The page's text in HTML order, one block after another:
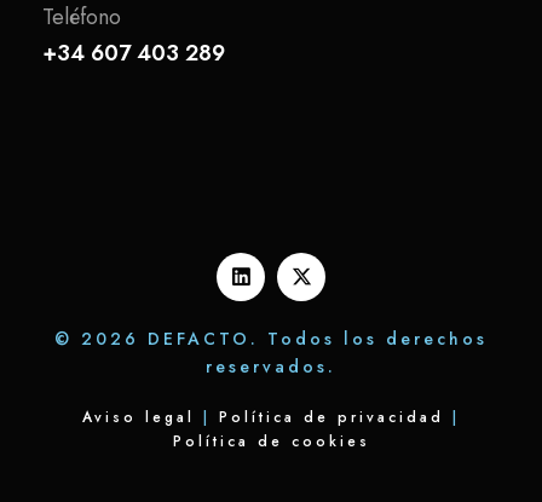
Teléfono
+34 607 403 289
© 2026 DEFACTO. Todos los derechos
reservados.
Aviso legal | Política de privacidad
|
Política de cookies